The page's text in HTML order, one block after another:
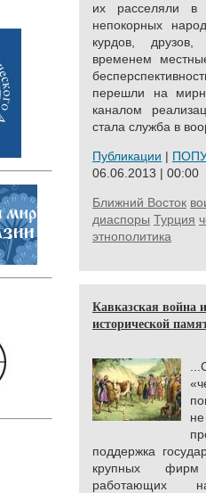
их расселяли в
непокорных
курдов,
временем
перешли на
каналом
стала служба в
Публикации |
06.06.2013 | 00:00
Ближний Восток
диаспоры Турция
этнополитика
Кавказская война
исторической
поддержка
крупных фирм
работающих